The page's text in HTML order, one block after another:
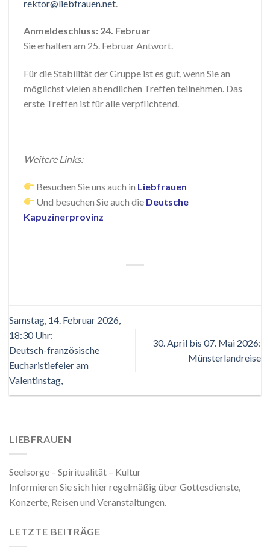
rektor@liebfrauen.net
Anmeldeschluss: 24. Februar
Sie erhalten am 25. Februar Antwort.
Für die Stabilität der Gruppe ist es gut, wenn Sie an
möglichst vielen abendlichen Treffen teilnehmen. Das
erste Treffen ist für alle verpflichtend.
Weitere Links:
Besuchen Sie uns auch in Liebfrauen
Und besuchen Sie auch die Deutsche
Kapuzinerprovinz
Samstag, 14. Februar 2026,
18:30 Uhr:
Deutsch-französische
Eucharistiefeier am
Valentinstag,
30. April bis 07. Mai 2026:
Münsterlandreise
LIEBFRAUEN
Seelsorge – Spiritualität – Kultur
Informieren Sie sich hier regelmäßig über Gottesdienste,
Konzerte, Reisen und Veranstaltungen.
LETZTE BEITRÄGE